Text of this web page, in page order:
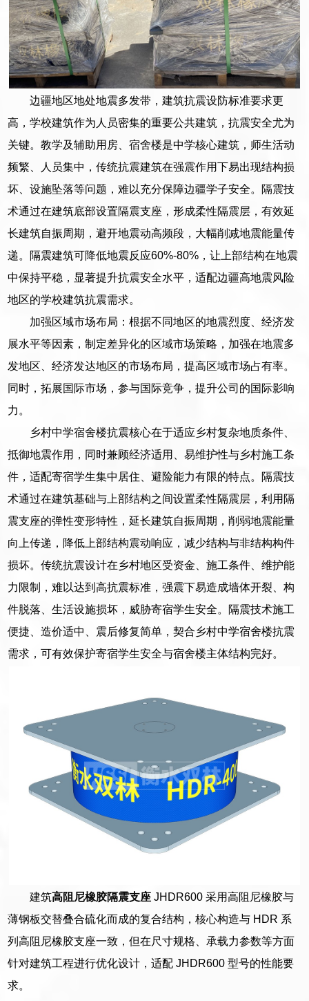
边疆地区地处地震多发带，建筑抗震设防标准要求更
高，学校建筑作为人员密集的重要公共建筑，抗震安全尤为
关键。教学及辅助用房、宿舍楼是中学核心建筑，师生活动
频繁、人员集中，传统抗震建筑在强震作用下易出现结构损
坏、设施坠落等问题，难以充分保障边疆学子安全。隔震技
术通过在建筑底部设置隔震支座，形成柔性隔震层，有效延
长建筑自振周期，避开地震动高频段，大幅削减地震能量传
递。隔震建筑可降低地震反应60%-80%，让上部结构在地震
中保持平稳，显著提升抗震安全水平，适配边疆高地震风险
地区的学校建筑抗震需求。
加强区域市场布局：根据不同地区的地震烈度、经济发
展水平等因素，制定差异化的区域市场策略，加强在地震多
发地区、经济发达地区的市场布局，提高区域市场占有率。
同时，拓展国际市场，参与国际竞争，提升公司的国际影响
力。
乡村中学宿舍楼抗震核心在于适应乡村复杂地质条件、
抵御地震作用，同时兼顾经济适用、易维护性与乡村施工条
件，适配寄宿学生集中居住、避险能力有限的特点。隔震技
术通过在建筑基础与上部结构之间设置柔性隔震层，利用隔
震支座的弹性变形特性，延长建筑自振周期，削弱地震能量
向上传递，降低上部结构震动响应，减少结构与非结构构件
损坏。传统抗震设计在乡村地区受资金、施工条件、维护能
力限制，难以达到高抗震标准，强震下易造成墙体开裂、构
件脱落、生活设施损坏，威胁寄宿学生安全。隔震技术施工
便捷、造价适中、震后修复简单，契合乡村中学宿舍楼抗震
需求，可有效保护寄宿学生安全与宿舍楼主体结构完好。
建筑高阻尼橡胶隔震支座 JHDR600 采用高阻尼橡胶与
薄钢板交替叠合硫化而成的复合结构，核心构造与 HDR 系
列高阻尼橡胶支座一致，但在尺寸规格、承载力参数等方面
针对建筑工程进行优化设计，适配 JHDR600 型号的性能要
求。